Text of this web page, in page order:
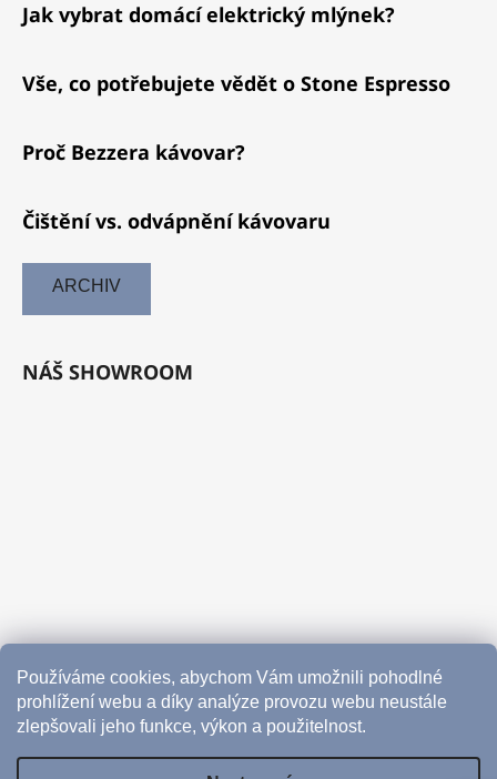
Používáme cookies, abychom Vám umožnili pohodlné
prohlížení webu a díky analýze provozu webu neustále
zlepšovali jeho funkce, výkon a použitelnost.
Jak vybrat domácí elektrický mlýnek?
Vše, co potřebujete vědět o Stone Espresso
Proč Bezzera kávovar?
Čištění vs. odvápnění kávovaru
ARCHIV
NÁŠ SHOWROOM